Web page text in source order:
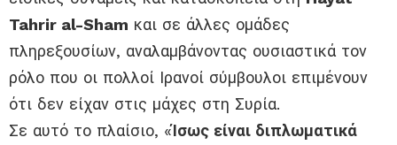
Tahrir al-Sham και σε άλλες ομάδες
πληρεξουσίων, αναλαμβάνοντας ουσιαστικά τον
ρόλο που οι πολλοί Ιρανοί σύμβουλοι επιμένουν
ότι δεν είχαν στις μάχες στη Συρία.
Σε αυτό το πλαίσιο, «Ίσως είναι διπλωματικά